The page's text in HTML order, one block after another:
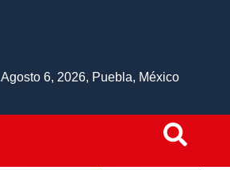
Agosto 6, 2026, Puebla, México